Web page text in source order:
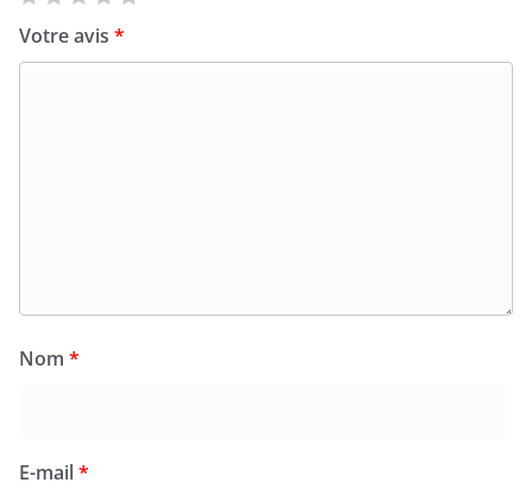
Votre avis *
Nom *
E-mail*